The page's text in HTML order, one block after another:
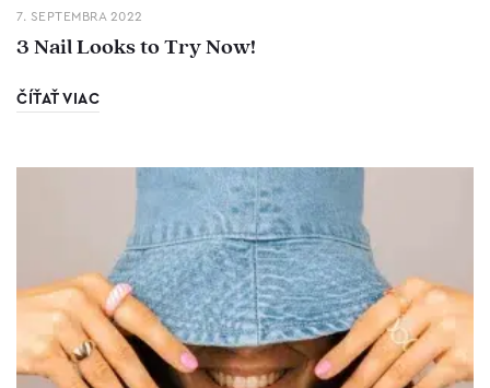
7. SEPTEMBRA 2022
3 Nail Looks to Try Now!
ČÍŤAŤ VIAC